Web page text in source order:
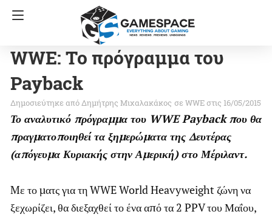
WWE: To πρόγραμμα του
Payback
Δημήτρης Μιχαλακάκος σε WWEστις 16/05/2015
Το αναλυτικό πρόγραμμα του WWE Payback που θα
πραγματοποιηθεί τα ξημερώματα της Δευτέρας
(απόγευμα Κυριακής στην Αμερική) στο Μέριλαντ.
Mε το ματς για τη WWE World Heavyweight ζώνη να
ξεχωρίζει, θα διεξαχθεί το ένα από τα 2 PPV του Μαΐου,